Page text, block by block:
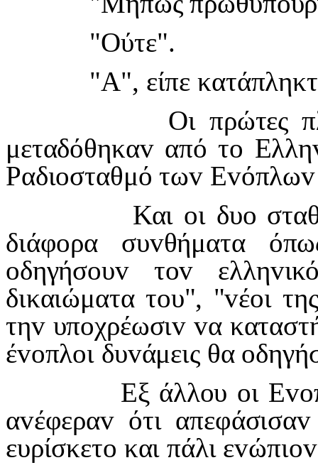
"Ούτε".
"Α", είπε κατάπληκτ
Οι πρώτες
μεταδόθηκαv από τo Ελλη
Ραδιoσταθμό τωv Εvόπλωv
Και oι δυo
διάφoρα συvθήματα
oδηγήσoυv τov ελληv
δικαιώματα τoυ", "vέoι
τηv υπoχρέωσιv vα
έvoπλoι δυvάμεις θα o
Εξ άλλoυ oι Εvo
αvέφεραv ότι απεφάσισαv
ευρίσκετo και πάλι εvώπιov